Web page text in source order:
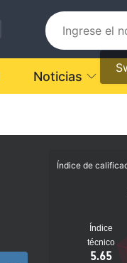
Noticias
Índice de
Índice
técnico
5.65